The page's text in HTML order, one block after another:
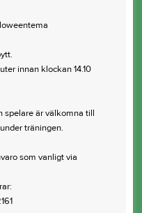
innan klockan 14.10
spelare är välkomna till
träningen.
som vanligt via